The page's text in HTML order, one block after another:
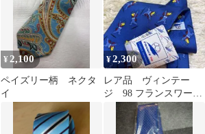
¥ 2,100
ペイズリー柄 ネクタ
イ
¥2,300
レア品 ヴィンテー
ジ 98 フランスワール
ドカップ オフィシャ
ルネクタイ 伊製